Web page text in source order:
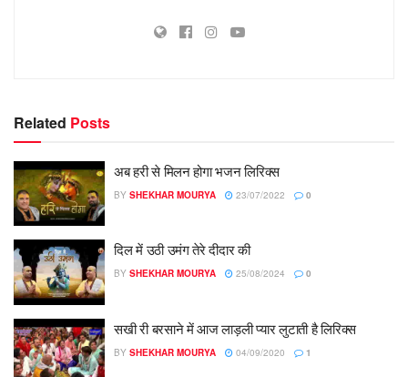
Related Posts
अब हरी से मिलन होगा भजन लिरिक्स
BY SHEKHAR MOURYA 23/07/2022 0
दिल में उठी उमंग तेरे दीदार की
BY SHEKHAR MOURYA 25/08/2024 0
सखी री बरसाने में आज लाड़ली प्यार लुटाती है लिरिक्स
BY SHEKHAR MOURYA 04/09/2020 1